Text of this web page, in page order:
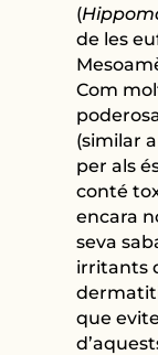
(
de les
Com
(similar
per als
conté
encara
seva
irritants
que